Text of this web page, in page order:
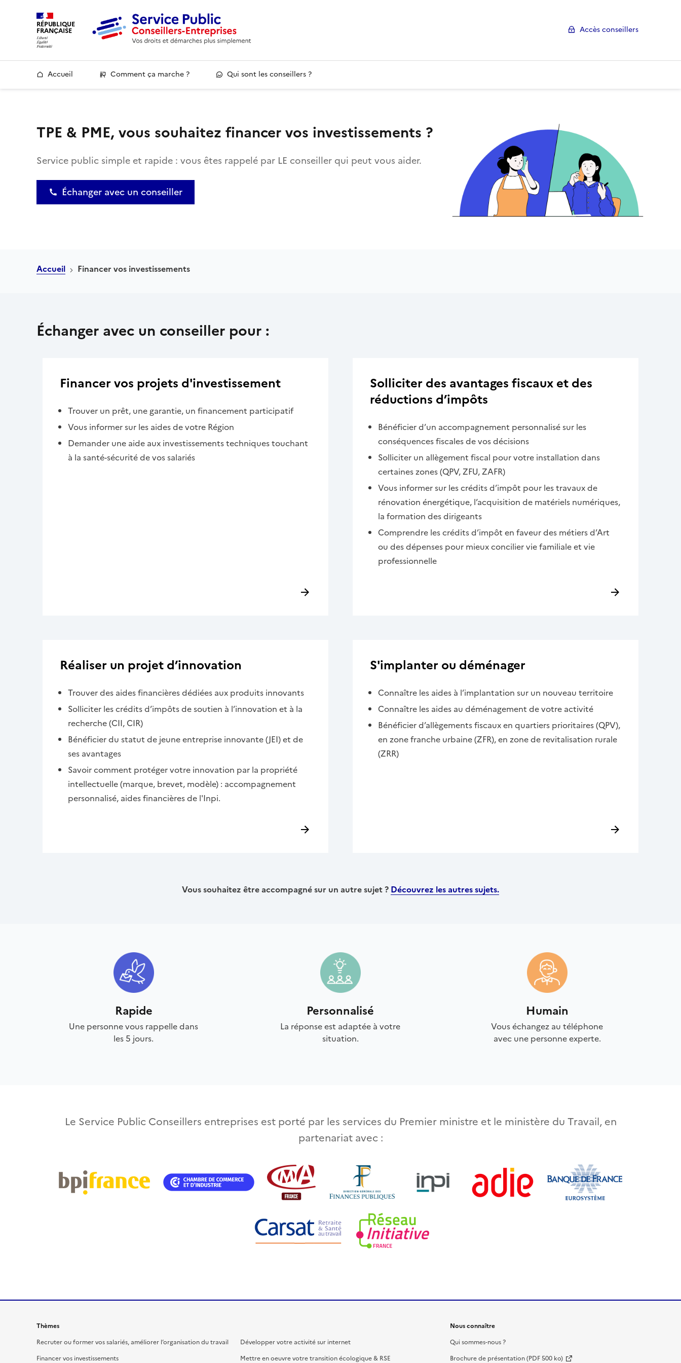
RÉPUBLIQUE
FRANÇAISE Accès conseillers
Accueil Comment ça marche ? Qui sont les conseillers ?
TPE & PME, vous souhaitez financer vos investissements ?
Service public simple et rapide : vous êtes rappelé par LE conseiller qui peut vous aider.
Échanger avec un conseiller
Accueil Financer vos investissements
Échanger avec un conseiller pour :
Financer vos projets d'investissement
Trouver un prêt, une garantie, un financement participatif
Vous informer sur les aides de votre Région
Demander une aide aux investissements techniques touchant
à la santé-sécurité de vos salariés
Solliciter des avantages fiscaux et des
réductions d’impôts
Bénéficier d’un accompagnement personnalisé sur les
conséquences fiscales de vos décisions
Solliciter un allègement fiscal pour votre installation dans
certaines zones (QPV, ZFU, ZAFR)
Vous informer sur les crédits d’impôt pour les travaux de
rénovation énergétique, l’acquisition de matériels numériques,
la formation des dirigeants
Comprendre les crédits d’impôt en faveur des métiers d’Art
ou des dépenses pour mieux concilier vie familiale et vie
professionnelle
Réaliser un projet d’innovation
Trouver des aides financières dédiées aux produits innovants
Solliciter les crédits d’impôts de soutien à l’innovation et à la
recherche (CII, CIR)
Bénéficier du statut de jeune entreprise innovante (JEI) et de
ses avantages
Savoir comment protéger votre innovation par la propriété
intellectuelle (marque, brevet, modèle) : accompagnement
personnalisé, aides financières de l'Inpi.
S'implanter ou déménager
Connaître les aides à l’implantation sur un nouveau territoire
Connaître les aides au déménagement de votre activité
Bénéficier d’allègements fiscaux en quartiers prioritaires (QPV),
en zone franche urbaine (ZFR), en zone de revitalisation rurale
(ZRR)
Vous souhaitez être accompagné sur un autre sujet ? Découvrez les autres sujets.
Rapide
Une personne vous rappelle dans
les 5 jours.
Personnalisé
La réponse est adaptée à votre
situation.
Humain
Vous échangez au téléphone
avec une personne experte.
Le Service Public Conseillers entreprises est porté par les services du Premier ministre et le ministère du Travail, en
partenariat avec :
Thèmes
Recruter ou former vos salariés, améliorer l’organisation du travail
Financer vos investissements
Développer votre activité sur internet
Mettre en oeuvre votre transition écologique & RSE
Nous connaître
Qui sommes-nous ?
Brochure de présentation (PDF 500 ko)